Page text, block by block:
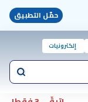
حمّل التطبيق
إلكترونيات